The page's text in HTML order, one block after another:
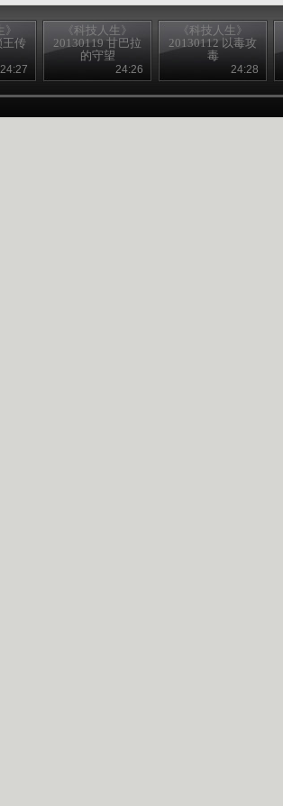
王传
24:27
《科技人生》
20130119 甘巴拉
的守望
24:26
《科技人生》
20130112 以毒攻
毒
24:28